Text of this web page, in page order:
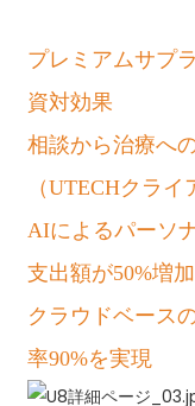
プレミアムサプ
資対効果
相談から治療へ
（UTECHクライ
AIによるパーソ
支出額が50%増加
クラウドベース
率90%を実現